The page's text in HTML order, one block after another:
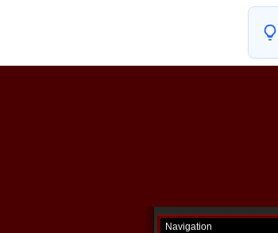
Navigation